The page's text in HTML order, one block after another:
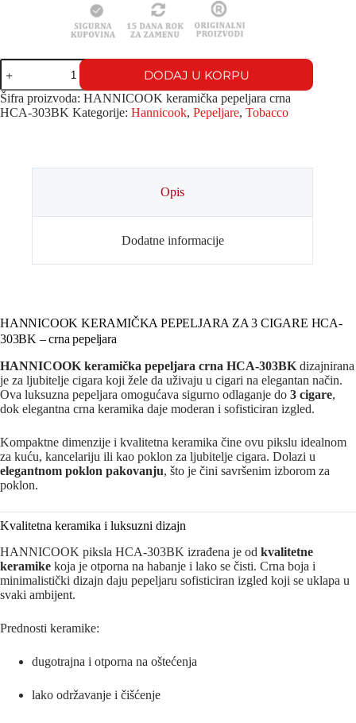
Hannicook
KERAMIČKA
PEPELJARA
Za
3
DODAJ U KORPU
Šifra proizvoda: HANNICOOK keramička pepeljara crna
HCA-303BK Kategorije: Hannicook, Pepeljare, Tobacco
Opis
Dodatne informacije
HANNICOOK KERAMIČKA PEPELJARA ZA 3 CIGARE HCA-
303BK – crna pepeljara
HANNICOOK keramička pepeljara crna HCA-303BK dizajnirana
je za ljubitelje cigara koji žele da uživaju u cigari na elegantan način.
Ova luksuzna pepeljara omogućava sigurno odlaganje do 3 cigare,
dok elegantna crna keramika daje moderan i sofisticiran izgled.
Kompaktne dimenzije i kvalitetna keramika čine ovu pikslu idealnom
za kuću, kancelariju ili kao poklon za ljubitelje cigara. Dolazi u
elegantnom poklon pakovanju, što je čini savršenim izborom za
poklon.
Kvalitetna keramika i luksuzni dizajn
HANNICOOK piksla HCA-303BK izrađena je od kvalitetne
keramike koja je otporna na habanje i lako se čisti. Crna boja i
minimalistički dizajn daju pepeljaru sofisticiran izgled koji se uklapa u
svaki ambijent.
Prednosti keramike:
dugotrajna i otporna na oštećenja
lako održavanje i čišćenje